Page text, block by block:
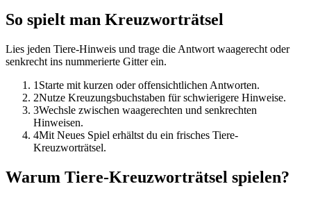
So spielt man Kreuzworträtsel
Lies jeden Tiere-Hinweis und trage die Antwort waagerecht oder
senkrecht ins nummerierte Gitter ein.
1 Starte mit kurzen oder offensichtlichen Antworten.
2Nutze Kreuzungsbuchstaben für schwierigere Hinweise.
3Wechsle zwischen waagerechten und senkrechten
Hinweisen.
4Mit Neues Spiel erhältst du ein frisches Tiere-
Kreuzworträtsel.
Warum Tiere-Kreuzworträtsel spielen?